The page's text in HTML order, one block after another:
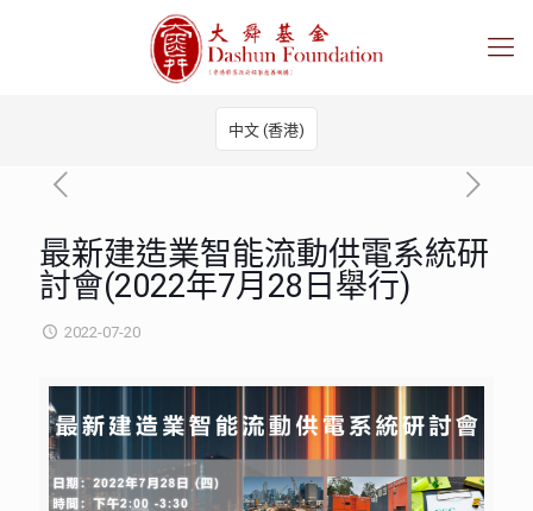
中文 (香港)
最新建造業智能流動供電系統研
討會(2022年7月28日舉行)
2022-07-20